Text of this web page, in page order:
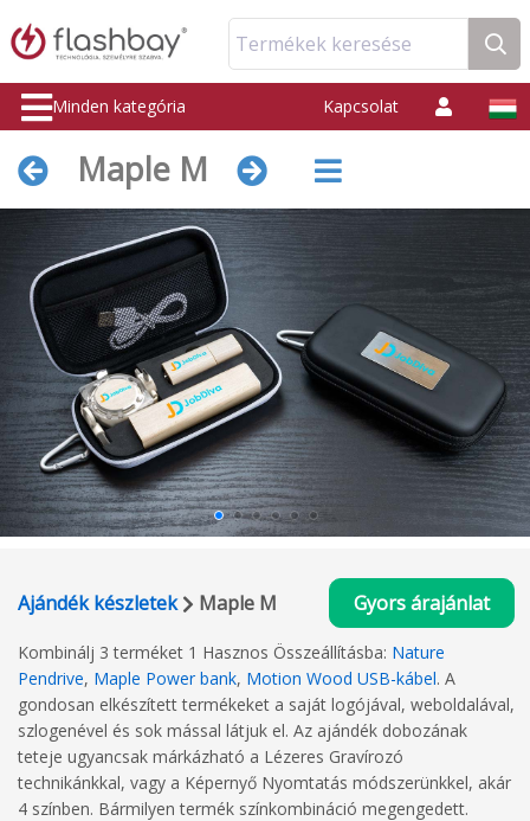
Termékek keresése
Minden kategória Kapcsolat
Maple M
Ajándék készletek Maple M Gyors árajánlat
Kombinálj 3 terméket 1 Hasznos Összeállításba: Nature
Pendrive, Maple Power bank, Motion Wood USB-kábel. A
gondosan elkészített termékeket a saját logójával, weboldalával,
szlogenével és sok mással látjuk el. Az ajándék dobozának
teteje ugyancsak márkázható a Lézeres Gravírozó
technikánkkal, vagy a Képernyő Nyomtatás módszerünkkel, akár
4 színben. Bármilyen termék színkombináció megengedett.